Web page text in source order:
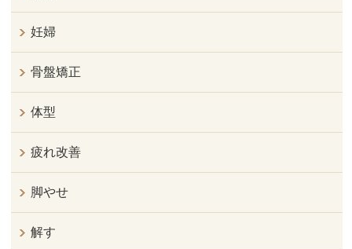
妊婦
骨盤矯正
体型
疲れ改善
脚やせ
解す